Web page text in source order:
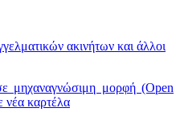
ακινήτων και άλλοι
μηχαναγνώσιμη μορφή (Open
νέα καρτέλα